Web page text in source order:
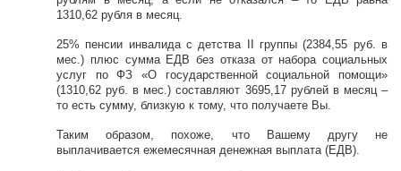
1310,62 рубля в месяц.
25% пенсии инвалида с детства II группы (2384,55 руб. в
мес.) плюс сумма ЕДВ без отказа от набора социальных
услуг по ФЗ «О государственной социальной помощи»
(1310,62 руб. в мес.) составляют 3695,17 рублей в месяц –
то есть сумму, близкую к тому, что получаете Вы.
Таким образом, похоже, что Вашему другу не
выплачивается ежемесячная денежная выплата (ЕДВ).